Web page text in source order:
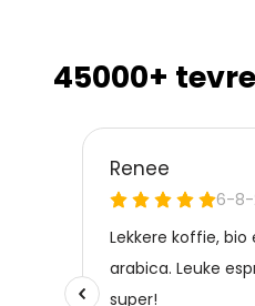
45000+